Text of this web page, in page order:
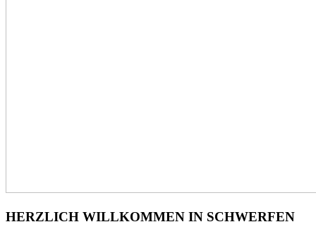
HERZLICH WILLKOMMEN IN SCHWERFEN